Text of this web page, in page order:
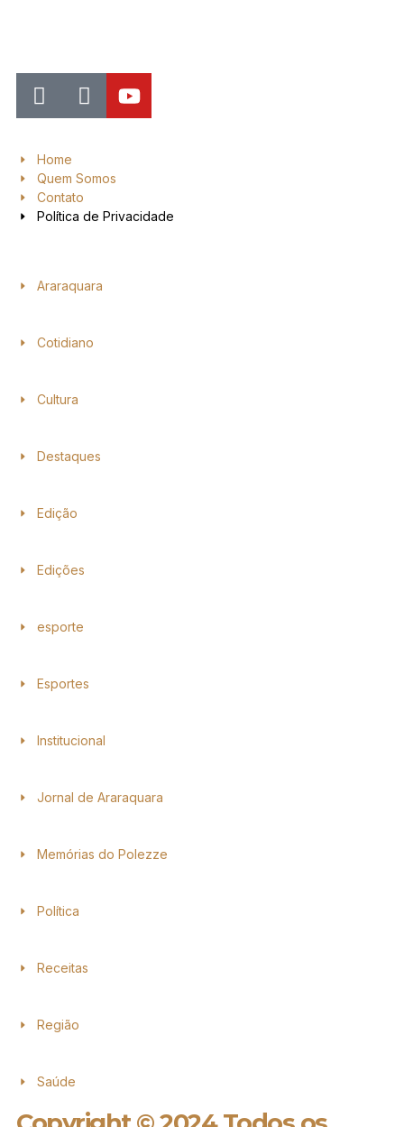
Home
Quem Somos
Contato
Política de Privacidade
Araraquara
Cotidiano
Cultura
Destaques
Edição
Edições
esporte
Esportes
Institucional
Jornal de Araraquara
Memórias do Polezze
Política
Receitas
Região
Saúde